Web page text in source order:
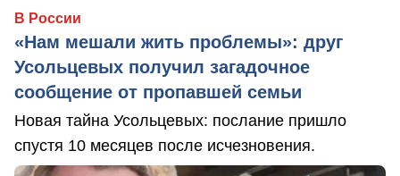
В России
«Нам мешали жить проблемы»: друг
Усольцевых получил загадочное
сообщение от пропавшей семьи
Новая тайна Усольцевых: послание пришло
спустя 10 месяцев после исчезновения.